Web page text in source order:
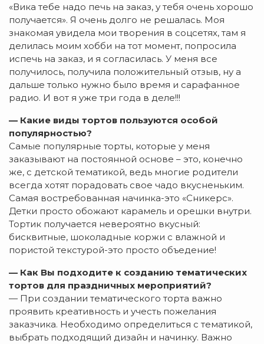
«Вика тебе надо печь на заказ, у тебя очень хорошо
получается». Я очень долго не решалась. Моя
знакомая увидела мои творения в соцсетях, там я
делилась моим хобби на тот момент, попросила
испечь на заказ, и я согласилась. У меня все
получилось, получила положительный отзыв, ну а
дальше только нужно было время и сарафанное
радио. И вот я уже три года в деле!!!
— Какие виды тортов пользуются особой
популярностью?
Самые популярные торты, которые у меня
заказывают на постоянной основе – это, конечно
же, с детской тематикой, ведь многие родители
всегда хотят порадовать свое чадо вкусненьким.
Самая востребованная начинка-это «Сникерс».
Детки просто обожают карамель и орешки внутри.
Тортик получается невероятно вкусный:
бисквитные, шоколадные коржи с влажной и
пористой текстурой-это просто объедение!
— Как Вы подходите к созданию тематических
тортов для праздничных мероприятий?
— При создании тематического торта важно
проявить креативность и учесть пожелания
заказчика. Необходимо определиться с тематикой,
выбрать подходящий дизайн и начинку. Важно